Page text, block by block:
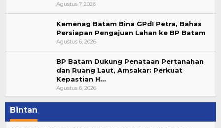
Agustus 7, 2026
Kemenag Batam Bina GPdI Petra, Bahas
Persiapan Pengajuan Lahan ke BP Batam
Agustus 6, 2026
BP Batam Dukung Penataan Pertanahan
dan Ruang Laut, Amsakar: Perkuat
Kepastian H…
Agustus 6, 2026
Bintan